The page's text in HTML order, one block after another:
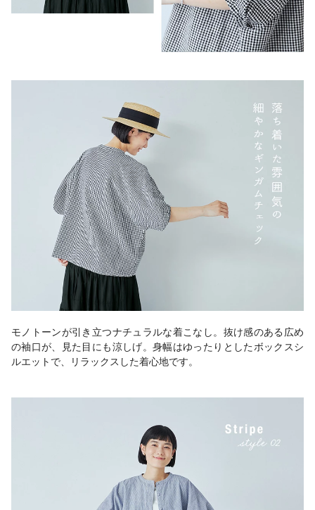
モノトーンが引き立つナチュラルな着こなし。抜け感のある広め
の袖口が、見た目にも涼しげ。身幅はゆったりとしたボックスシ
ルエットで、リラックスした着心地です。